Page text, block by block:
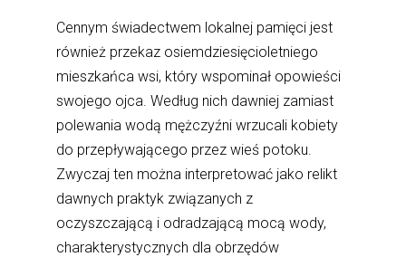
Cennym świadectwem lokalnej pamięci jest
również przekaz osiemdziesięcioletniego
mieszkańca wsi, który wspominał opowieści
swojego ojca. Według nich dawniej zamiast
polewania wodą mężczyźni wrzucali kobiety
do przepływającego przez wieś potoku.
Zwyczaj ten można interpretować jako relikt
dawnych praktyk związanych z
oczyszczającą i odradzającą mocą wody,
charakterystycznych dla obrzędów